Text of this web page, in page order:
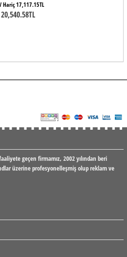
Hariç 17,117.15TL
20,540.58TL
geçen firmamız, 2002 yılından beri
üzerine profesyonelleşmiş olup reklam ve